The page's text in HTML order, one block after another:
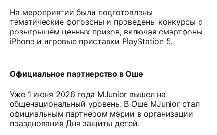
На мероприятии были подготовлены
тематические фотозоны и проведены конкурсы с
розыгрышем ценных призов, включая смартфоны
iPhone и игровые приставки PlayStation 5.
Официальное партнерство в Оше
Уже 1 июня 2026 года MJunior вышел на
общенациональный уровень. В Оше MJunior стал
официальным партнером мэрии в организации
празднования Дня защиты детей.